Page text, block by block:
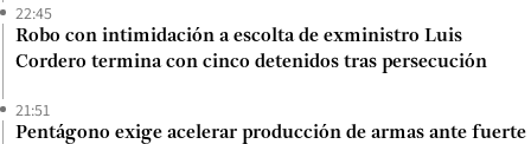
22:45
Robo con intimidación a escolta de exministro Luis
Cordero termina con cinco detenidos tras persecución
21:51
Pentágono exige acelerar producción de armas ante fuerte